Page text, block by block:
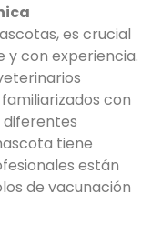
es crucial
con experiencia.
con
diferentes
tiene
están
de vacunación